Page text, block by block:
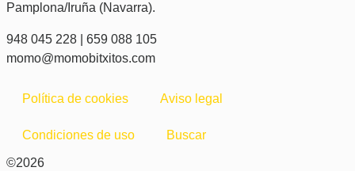
Pamplona/Iruña (Navarra).
948 045 228 | 659 088 105
momo@momobitxitos.com
Política de cookies Aviso legal
Condiciones de uso Buscar
©2026